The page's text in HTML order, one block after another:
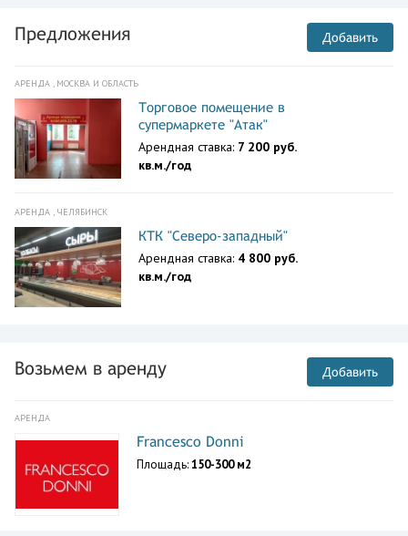
Предложения Добавить
АРЕНДА , МОСКВА И ОБЛАСТЬ
Торговое помещение в
супермаркете "Атак"
Арендная ставка: 7 200 руб.
кв.м./год
АРЕНДА , ЧЕЛЯБИНСК
КТК "Северо-западный"
Арендная ставка: 4 800 руб.
кв.м./год
Возьмем в аренду Добавить
АРЕНДА
Francesco Donni
Площадь:150-300 м2